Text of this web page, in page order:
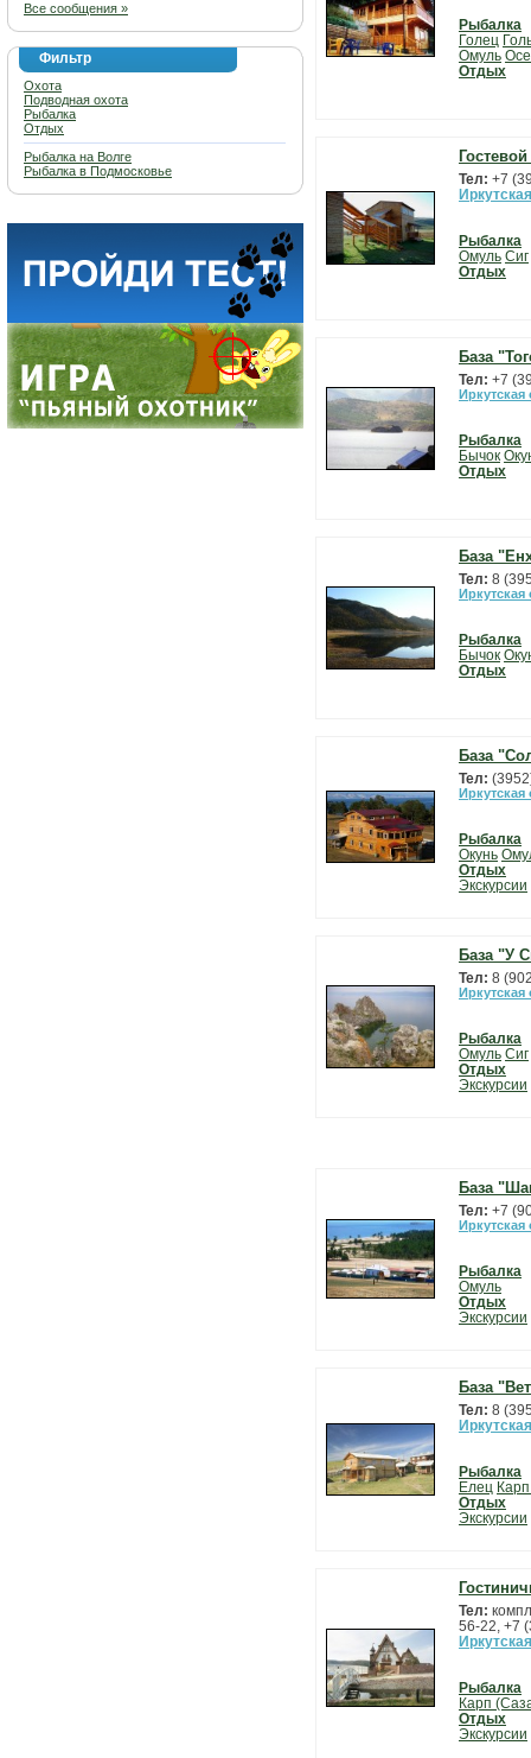
Все сообщения »
Фильтр
Охота
Подводная охота
Рыбалка
Отдых
Рыбалка на Волге
Рыбалка в Подмосковье
Рыбалка
Голец
Омуль
Отдых
Тел: +7
Рыбалка
Омуль Сиг
Отдых
База
Тел: +7
Иркутская
Рыбалка
Бычок
Отдых
База
Тел: 8
Иркутская
Рыбалка
Бычок
Отдых
База
Тел:
Иркутская
Рыбалка
Окунь
Отдых
Экскурсии
База "У
Тел: 8
Иркутская
Рыбалка
Омуль Сиг
Отдых
Экскурсии
База
Тел: +7
Иркутская
Рыбалка
Омуль
Отдых
Экскурсии
База
Тел: 8
Рыбалка
Елец
Отдых
Экскурсии
Тел:
56-22, +7
Рыбалка
Карп
Отдых
Экскурсии